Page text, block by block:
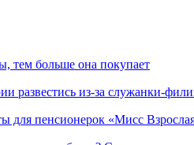
тем больше она покупает
развестись из-за служанки-
для пенсионерок «Мисс